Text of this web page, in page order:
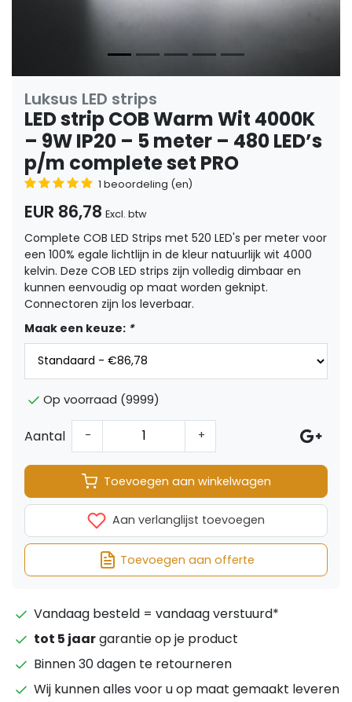
Luksus LED strips
LED strip COB Warm Wit 4000K
– 9W IP20 – 5 meter – 480 LED’s
p/m complete set PRO
1 beoordeling (en)
EUR 86,78 Excl. btw
Complete COB LED Strips met 520 LED's per meter voor
een 100% egale lichtlijn in de kleur natuurlijk wit 4000
kelvin. Deze COB LED strips zijn volledig dimbaar en
kunnen eenvoudig op maat worden geknipt.
Connectoren zijn los leverbaar.
Maak een keuze: *
Op voorraad (9999)
Aantal - +
Toevoegen aan winkelwagen
Aan verlanglijst toevoegen
Toevoegen aan offerte
Vandaag besteld = vandaag verstuurd*
tot 5 jaargarantie op je product
Binnen 30 dagen te retourneren
Wij kunnen alles voor u op maat gemaakt leveren